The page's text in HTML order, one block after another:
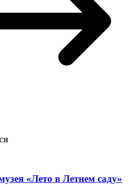
«Лето в Летнем саду»